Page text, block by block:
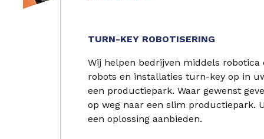
TURN-KEY ROBOTISERING
Wij helpen bedrijven middels
robots en installaties turn-key op in
een productiepark. Waar gewenst
op weg naar een slim productiepark.
een oplossing aanbieden.